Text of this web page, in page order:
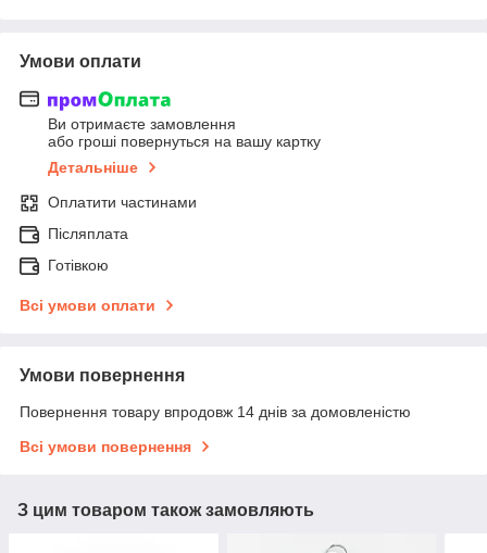
Умови оплати
Ви отримаєте замовлення
або гроші повернуться на вашу картку
Детальніше
Оплатити частинами
Післяплата
Готівкою
Всі умови оплати
Умови повернення
Повернення товару впродовж 14 днів за домовленістю
Всі умови повернення
З цим товаром також замовляють